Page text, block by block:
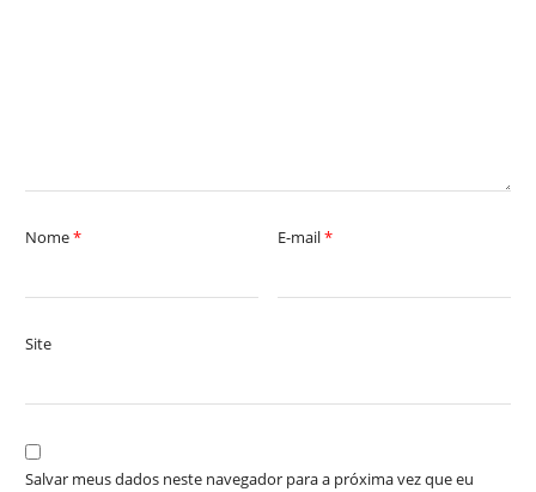
Nome* E-mail*
Site
Salvar meus dados neste navegador para a próxima vez que eu